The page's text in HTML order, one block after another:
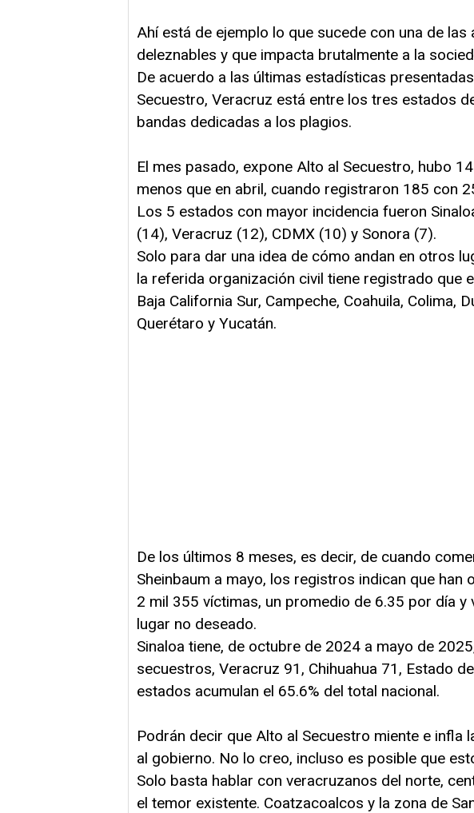
Ahí está de ejemplo lo que sucede con una de
deleznables y que impacta brutalmente a la
De acuerdo a las últimas estadísticas
Secuestro, Veracruz está entre los tres estados
bandas dedicadas a los plagios.
El mes pasado, expone Alto al Secuestro, hubo
menos que en abril, cuando registraron 185 con
Los 5 estados con mayor incidencia fueron
(14), Veracruz (12), CDMX (10) y Sonora (7).
Solo para dar una idea de cómo andan en otros
la referida organización civil tiene registrado que
Baja California Sur, Campeche, Coahuila, Colima,
Querétaro y Yucatán.
De los últimos 8 meses, es decir, de cuando
Sheinbaum a mayo, los registros indican que
2 mil 355 víctimas, un promedio de 6.35 por día y
lugar no deseado.
Sinaloa tiene, de octubre de 2024 a mayo de
secuestros, Veracruz 91, Chihuahua 71, Estado
estados acumulan el 65.6% del total nacional.
Podrán decir que Alto al Secuestro miente e infla
al gobierno. No lo creo, incluso es posible que
Solo basta hablar con veracruzanos del norte,
el temor existente. Coatzacoalcos y la zona de